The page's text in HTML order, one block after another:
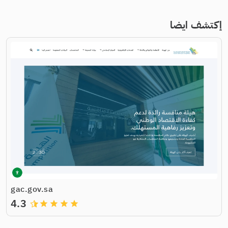
إكتشف ايضا
gac.gov.sa
grade
grade
grade
grade
4.3